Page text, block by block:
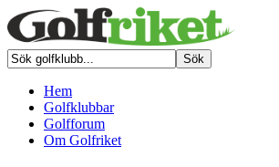
Hem
Golfklubbar
Golfforum
Om Golfriket